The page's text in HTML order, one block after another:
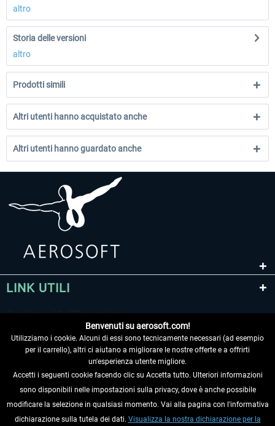
altro
Storia delle versioni
altro
Prodotti simili
Altri utenti hanno acquistato anche
Altri utenti hanno guardato anche
LINK UTILI
RECEDERE DAL CONTRATTO
Benvenuti su aerosoft.com!
Utilizziamo i cookie. Alcuni di essi sono tecnicamente necessari (ad esempio
per il carrello), altri ci aiutano a migliorare le nostre offerte e a offrirti
un'esperienza utente migliore.
Accetti i seguenti cookie facendo clic su Accetta tutto. Ulteriori informazioni
sono disponibili nelle impostazioni sulla privacy, dove è anche possibile
modificare la selezione in qualsiasi momento. Vai alla pagina con l'informativa
dichiarazione sulla tutela dei dati. Visualizza la nostra dichiarazione per la